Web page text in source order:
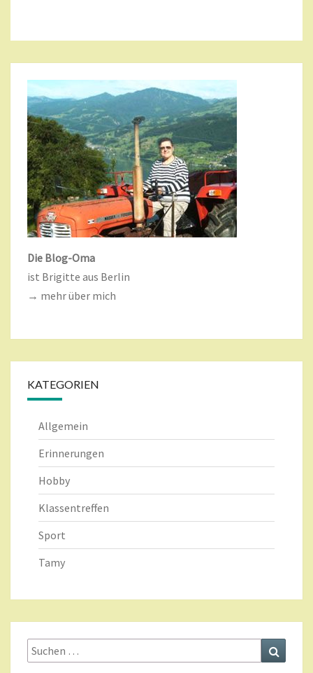
Die Blog-Oma
ist Brigitte aus Berlin
→ mehr über mich
KATEGORIEN
Allgemein
Erinnerungen
Hobby
Klassentreffen
Sport
Tamy
Suche
nach: